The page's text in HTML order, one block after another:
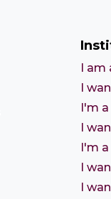
I am
I
I'm
I
I'm
I
I